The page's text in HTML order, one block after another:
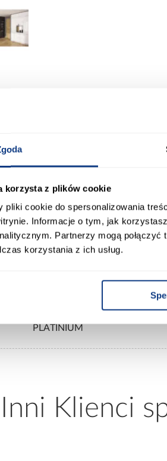
korzysta z plików cookie
pliki cookie do spersonalizowania
Informacje o tym, jak
Partnerzy mogą
korzystania z ich usług.
uchwytów - trzeba zamówić
Transport
Merkury Market
59.60
PLATINIUM
Inni Klienci